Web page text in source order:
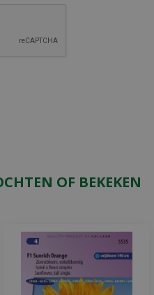
OF BEKEKEN